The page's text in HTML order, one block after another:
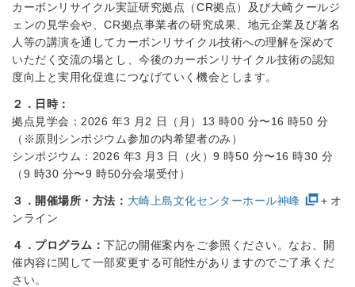
カーボンリサイクル実証研究拠点（CR拠点）及び大崎クールジ
ェンの見学会や、CR拠点事業者の研究成果、地元企業及び著名
人等の講演を通してカーボンリサイクル技術への理解を深めて
いただく交流の場とし、今後のカーボンリサイクル技術の認知
度向上と実用化促進につなげていく機会とします。
２．日時：
拠点⾒学会：2026 年3 ⽉2 ⽇（⽉）13 時00 分〜16 時50 分
（※原則シンポジウム参加の内希望者のみ）
シンポジウム：2026 年3 ⽉3 ⽇（⽕）9 時50 分〜16 時30 分
（9 時30 分〜9 時50分会場受付）
３．開催場所・方法： 大崎上島文化センターホール神峰
＋オ
ンライン
４．プログラム：下記の開催案内をご参照ください。なお、開
催内容に関して一部変更する可能性がありますのでご了承くだ
さい。